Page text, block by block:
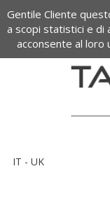
IT - UK
Termini e condizioni di
Gentile Cliente
a scopi statistici e di
acconsente al loro